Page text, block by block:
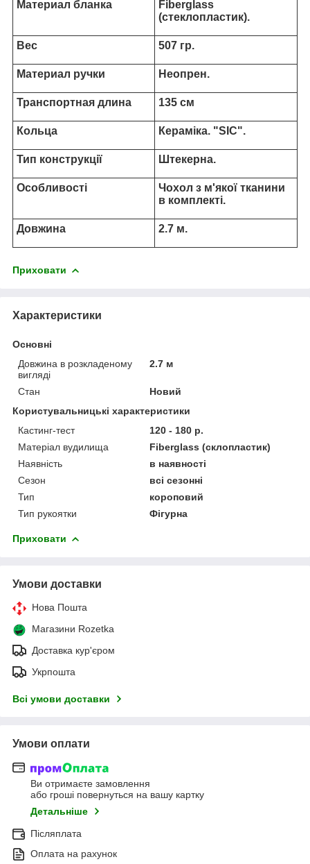
Материал бланка
Fiberglass
(стеклопластик).
Вес 507 гр.
Материал ручки Неопрен.
Транспортная длина 135 см
Кольца Кераміка. "SIC".
Тип конструкції Штекерна.
Особливості
Чохол з м'якої тканини
в комплекті.
Довжина 2.7 м.
Приховати
Характеристики
Основні
Довжина в розкладеному
вигляді
2.7 м
Стан
Новий
Користувальницькі характеристики
Кастинг-тест
120 - 180 р.
Матеріал вудилища
Fiberglass (склопластик)
Наявність
в наявності
Сезон
всі сезонні
Тип
короповий
Тип рукоятки
Фігурна
Приховати
Умови доставки
Нова Пошта
Магазини Rozetka
Доставка кур'єром
Укрпошта
Всі умови доставки
Умови оплати
Ви отримаєте замовлення
або гроші повернуться на вашу картку
Детальніше
Післяплата
Оплата на рахунок